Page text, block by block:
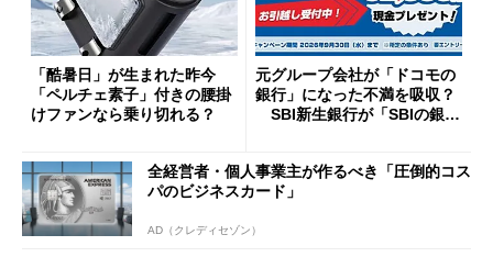
「酷暑日」が生まれた昨今
「ペルチェ素子」付きの腰掛
けファンなら乗り切れる？
元グループ会社が「ドコモの
銀行」になった不満を吸収？
SBI新生銀行が「SBIの銀
開催
全経営者・個人事業主が作るべき「圧倒的コス
パのビジネスカード」
AD（クレディセゾン）